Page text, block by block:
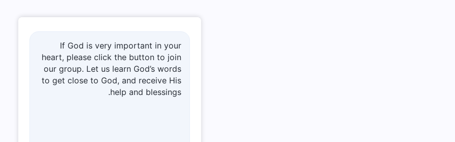
If God is very important in your
heart, please click the button to join
our group. Let us learn God’s words
to get close to God, and receive His
help and blessings.